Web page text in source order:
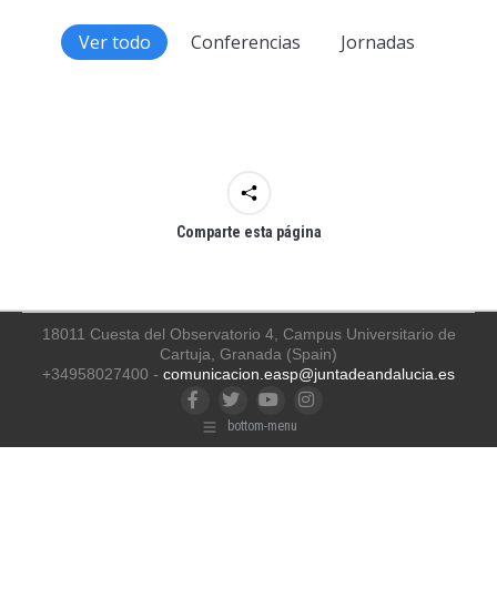
Ver todo Conferencias Jornadas
Comparte esta página
18011 Cuesta del Observatorio 4, Campus Universitario de
Cartuja, Granada (Spain)
+34958027400 - comunicacion.easp@juntadeandalucia.es
FacebookTwitterYouTubeInstagram
bottom-menu